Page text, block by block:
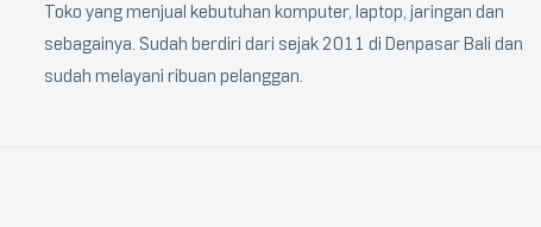
Toko yang menjual kebutuhan komputer, laptop, jaringan dan
sebagainya. Sudah berdiri dari sejak 2011 di Denpasar Bali dan
sudah melayani ribuan pelanggan.